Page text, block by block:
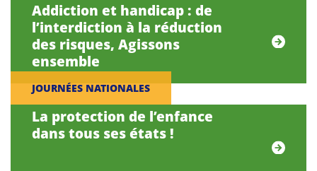
Addiction et handicap : de
l’interdiction à la réduction
des risques, Agissons
ensemble
JOURNÉES NATIONALES
La protection de l’enfance
dans tous ses états !